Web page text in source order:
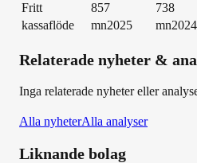
Fritt
kassaflöde
857
mn2025
738
mn2024
Relaterade nyheter &
Inga relaterade nyheter eller
Alla nyheterAlla analyser
Liknande bolag